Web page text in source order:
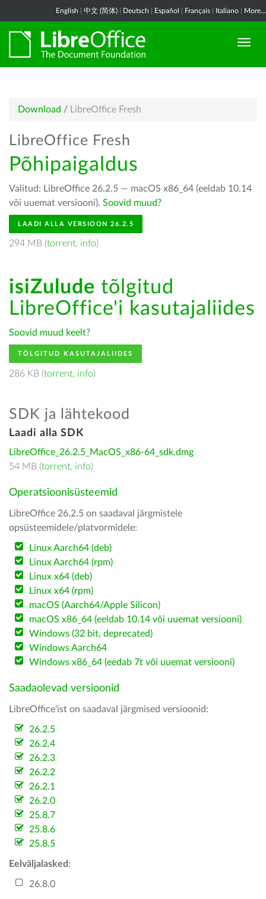
English 中文 (简体) Deutsch Español Français Italiano More...
Download / LibreOffice Fresh
LibreOffice Fresh
Põhipaigaldus
Valitud: LibreOffice 26.2.5 — macOS x86_64 (eeldab 10.14
või uuemat versiooni). Soovid muud?
LAADI ALLA VERSIOON 26.2.5
294 MB (torrent, info)
isiZulude tõlgitud
LibreOffice'i kasutajaliides
Soovid muud keelt?
TÕLGITUD KASUTAJALIIDES
286 KB (torrent, info)
SDK ja lähtekood
Laadi alla SDK
LibreOffice_26.2.5_MacOS_x86-64_sdk.dmg
54 MB (torrent, info)
Operatsioonisüsteemid
LibreOffice 26.2.5 on saadaval järgmistele
opsüsteemidele/platvormidele:
Linux Aarch64 (deb)
Linux Aarch64 (rpm)
Linux x64 (deb)
Linux x64 (rpm)
macOS (Aarch64/Apple Silicon)
macOS x86_64 (eeldab 10.14 või uuemat versiooni)
Windows (32 bit, deprecated)
Windows Aarch64
Windows x86_64 (eedab 7t või uuemat versiooni)
Saadaolevad versioonid
LibreOffice'ist on saadaval järgmised versioonid:
26.2.5
26.2.4
26.2.3
26.2.2
26.2.1
26.2.0
25.8.7
25.8.6
25.8.5
Eelväljalasked :
26.8.0